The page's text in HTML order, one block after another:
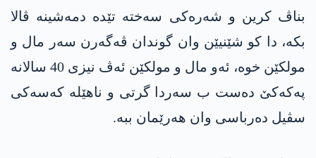
بناڤ کرین و شەرەکی سەختە تێدە دمەشینە ڤالا
بکە، دا کو شێنیێن وان گوندان ڤەگەرن سەر مال و
مولکێن خوە، ئەو مال و مولکێن ئەڤ نیزی 40 سالانە
پەکەکێ دەست ب سەردا گرتی و ناهێلە کەسەکی
سڤیل دەرباسی وان هەرێمان ببە.